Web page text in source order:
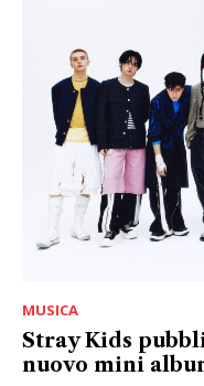
MUSICA
Stray Kids
nuovo mini